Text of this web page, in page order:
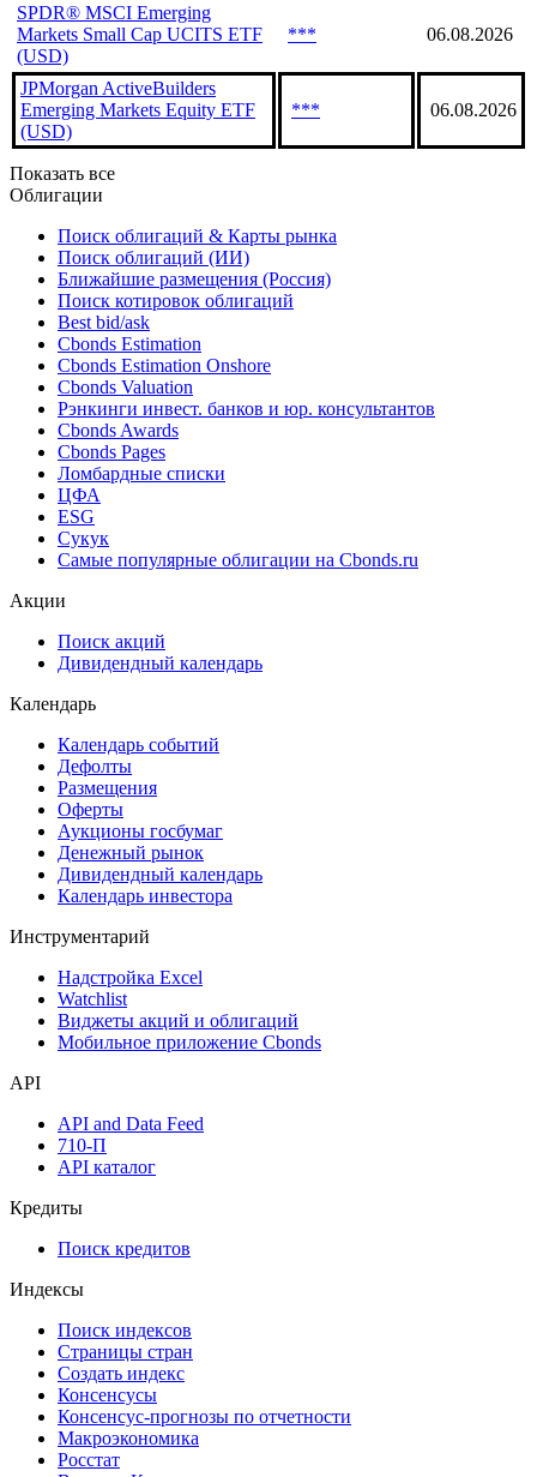
SPDR® MSCI Emerging
Markets Small Cap UCITS ETF
(USD)
*** 06.08.2026
JPMorgan ActiveBuilders
Emerging Markets Equity ETF
(USD)
*** 06.08.2026
Показать все
Облигации
Поиск облигаций & Карты рынка
Поиск облигаций (ИИ)
Ближайшие размещения (Россия)
Поиск котировок облигаций
Best bid/ask
Cbonds Estimation
Cbonds Estimation Onshore
Cbonds Valuation
Рэнкинги инвест. банков и юр. консультантов
Cbonds Awards
Cbonds Pages
Ломбардные списки
ЦФА
ESG
Сукук
Самые популярные облигации на Cbonds.ru
Акции
Поиск акций
Дивидендный календарь
Календарь
Календарь событий
Дефолты
Размещения
Оферты
Аукционы госбумаг
Денежный рынок
Дивидендный календарь
Календарь инвестора
Инструментарий
Надстройка Excel
Watchlist
Виджеты акций и облигаций
Мобильное приложение Cbonds
API
API and Data Feed
710-П
API каталог
Кредиты
Поиск кредитов
Индексы
Поиск индексов
Страницы стран
Создать индекс
Консенсусы
Консенсус-прогнозы по отчетности
Макроэкономика
Росстат